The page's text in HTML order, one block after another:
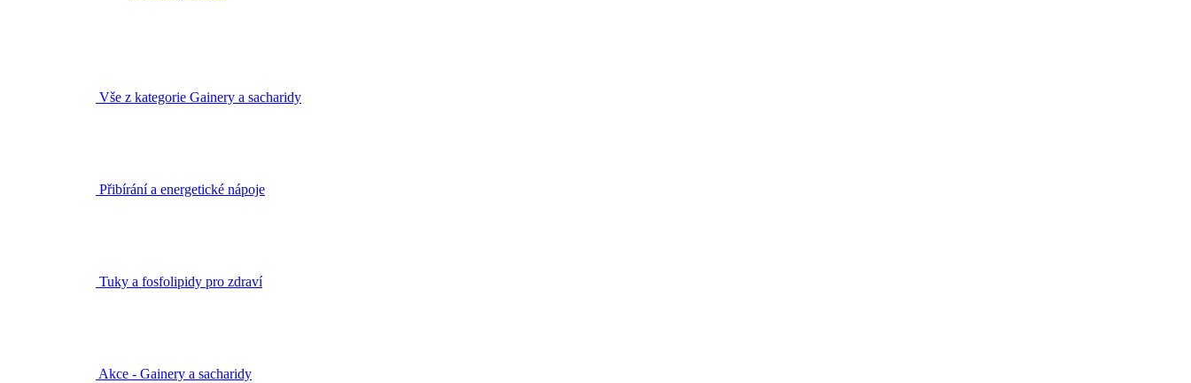
Vše z kategorie Gainery a sacharidy
Přibírání a energetické nápoje
Tuky a fosfolipidy pro zdraví
Akce - Gainery a sacharidy